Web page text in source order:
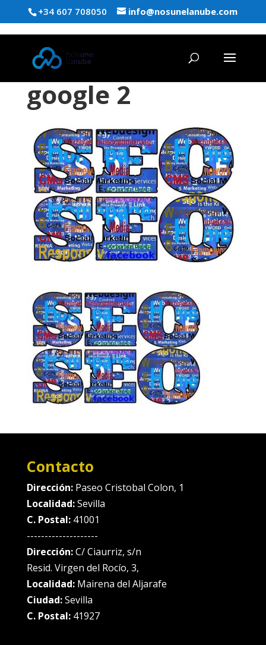
+34 607 708050 info@nosunelanube.com
google 2
Contacto
Dirección: Paseo Cristobal Colon, 1
Localidad:Sevilla
C. Postal:41001
--------------------
Dirección:C/ Ciaurriz, s/n
Resid. Virgen del Rocío, 3,
Localidad:Mairena del Aljarafe
Ciudad:Sevilla
C. Postal:41927